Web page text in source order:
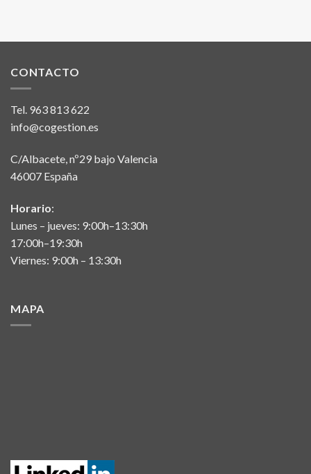
CONTACTO
Tel. 963 813 622
info@cogestion.es
C/Albacete, nº29 bajo Valencia
46007 España
Horario:
Lunes – jueves: 9:00h–13:30h
17:00h–19:30h
Viernes: 9:00h – 13:30h
MAPA